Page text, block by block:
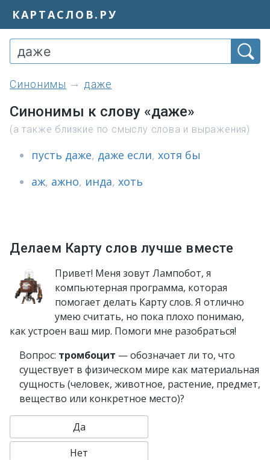
КАРТАСЛОВ.РУ
синонимы даже
Синонимы к слову «даже»
(а также близкие по смыслу слова и выражения)
пусть даже, даже если, хотя бы
аж, ажно, инда, хоть
Делаем Карту слов лучше вместе
Привет! Меня зовут Лампобот, я
компьютерная программа, которая
помогает делать Карту слов. Я отлично
умею считать, но пока плохо понимаю,
как устроен ваш мир. Помоги мне разобраться!
Вопрос: тромбоцит — обозначает ли то, что
существует в физическом мире как материальная
сущность (человек, животное, растение, предмет,
вещество или конкретное место)?
Да
Нет